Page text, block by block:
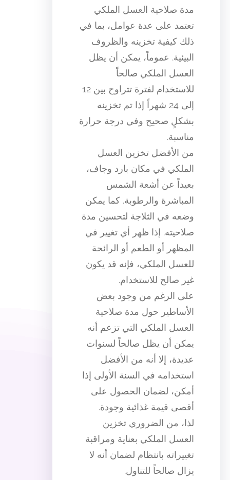
مدة صلاحية العسل الملكي
تعتمد على عدة عوامل، بما في
ذلك كيفية تخزينه والظروف
البيئية. عموماً، يمكن أن يظل
العسل الملكي صالحاً
للاستخدام لفترة تتراوح بين 12
إلى 24 شهراً إذا تم تخزينه
بشكلٍ صحيح وفي درجة حرارة
مناسبة.
من الأفضل تخزين العسل
الملكي في مكان بارد وجاف،
بعيداً عن أشعة الشمس
المباشرة والرطوبة. كما يمكن
وضعه في الثلاجة لتحسين مدة
صلاحيته. إذا ظهر أي تغيير في
المظهر أو الطعم أو الرائحة
للعسل الملكي، فإنه قد يكون
غير صالح للاستخدام.
على الرغم من وجود بعض
الأساطير حول مدة صلاحية
العسل الملكي التي تزعم أنه
يمكن أن يظل صالحاً لسنوات
عديدة، إلا أنه من الأفضل
استخدامه في السنة الأولى إذا
أمكن، لضمان الحصول على
أقصى قيمة غذائية وجودة.
لذا، من الضروري تخزين
العسل الملكي بعناية ومراقبة
تغييراته بانتظام لضمان أنه لا
يزال صالحاً للتناول.